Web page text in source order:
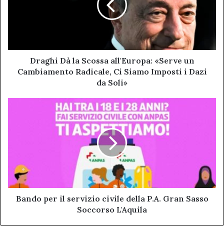
Radicale,
Siamo
Draghi Dà la Scossa all'Europa: «Serve un
Cambiamento Radicale, Ci Siamo Imposti i Dazi
da Soli»
P.A.
Gran
Sasso
Soccorso
Bando per il servizio civile della P.A. Gran Sasso
Soccorso L'Aquila